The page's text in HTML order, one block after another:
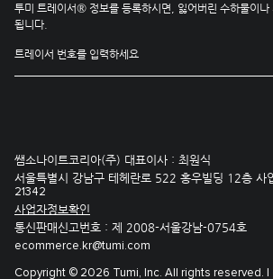
투미 트레이서® 정보를 등록하시면, 잃어버린 수하물이나
됩니다.
쌤소나이트코리아(주) 대표이사 : 최원식
서울특별시 강남구 테헤란로 522 홍우빌딩 12층 사
21342
사업자정보확인
통신판매신고번호 : 제 2008-서울강남-0754호
ecommerce.kr@tumi.com
Copyright © 2026 Tumi, Inc. All rights reserved. |